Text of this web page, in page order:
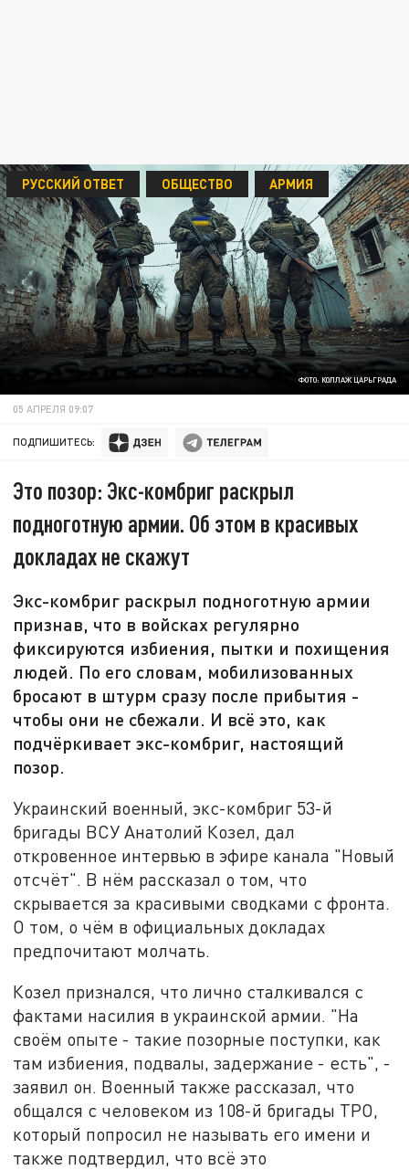
ФОТО: КОЛЛАЖ ЦАРЬГРАДА
РУССКИЙ ОТВЕТ ОБЩЕСТВО АРМИЯ
05 АПРЕЛЯ 09:07
ПОДПИШИТЕСЬ:
Это позор: Экс-комбриг раскрыл
подноготную армии. Об этом в красивых
докладах не скажут
Экс-комбриг раскрыл подноготную армии
признав, что в войсках регулярно
фиксируются избиения, пытки и похищения
людей. По его словам, мобилизованных
бросают в штурм сразу после прибытия -
чтобы они не сбежали. И всё это, как
подчёркивает экс-комбриг, настоящий
позор.
Украинский военный, экс-комбриг 53-й
бригады ВСУ Анатолий Козел, дал
откровенное интервью в эфире канала "Новый
отсчёт". В нём рассказал о том, что
скрывается за красивыми сводками с фронта.
О том, о чём в официальных докладах
предпочитают молчать.
Козел признался, что лично сталкивался с
фактами насилия в украинской армии. "На
своём опыте - такие позорные поступки, как
там избиения, подвалы, задержание - есть", -
заявил он. Военный также рассказал, что
общался с человеком из 108-й бригады ТРО,
который попросил не называть его имени и
также подтвердил, что всё это